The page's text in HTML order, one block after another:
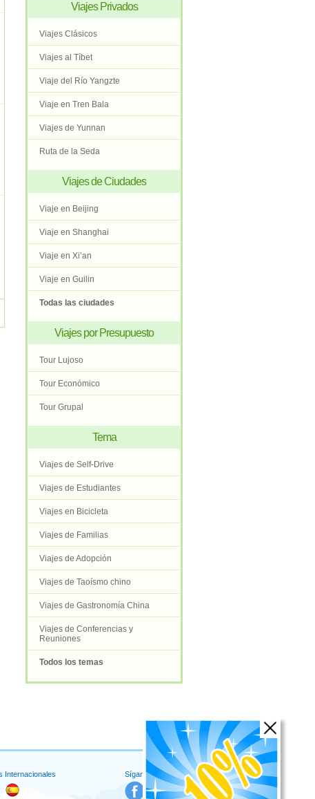
Viajes Privados
Viajes Clásicos
Viajes al Tíbet
Viaje del Río Yangzte
Viaje en Tren Bala
Viajes de Yunnan
Ruta de la Seda
Viajes de Ciudades
Viaje en Beijing
Viaje en Shanghai
Viaje en Xi’an
Viaje en Guilin
Todas las ciudades
Viajes por Presupuesto
Tour Lujoso
Tour Económico
Tour Grupal
Tema
Viajes de Self-Drive
Viajes de Estudiantes
Viajes en Bicicleta
Viajes de Familias
Viajes de Adopción
Viajes de Taoísmo chino
Viajes de Gastronomía China
Viajes de Conferencias y
Reuniones
Todos los temas
Síganos en
Internacionales